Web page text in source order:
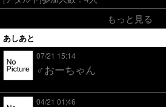
もっと見る
あしあと
07/21 15:14
♂おーちゃん
04/21 01:46